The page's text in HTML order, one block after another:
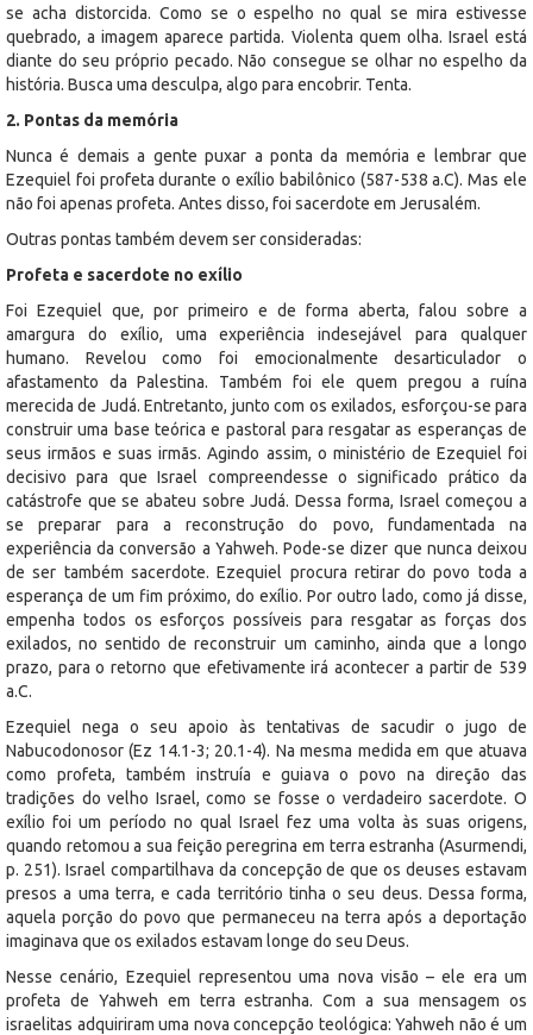
se acha distorcida. Como se o espelho no qual se mira estivesse
quebrado, a imagem aparece partida. Violenta quem olha. Israel está
diante do seu próprio pecado. Não consegue se olhar no espelho da
história. Busca uma desculpa, algo para encobrir. Tenta.
2. Pontas da memória
Nunca é demais a gente puxar a ponta da memória e lembrar que
Ezequiel foi profeta durante o exílio babilônico (587-538 a.C). Mas ele
não foi apenas profeta. Antes disso, foi sacerdote em Jerusalém.
Outras pontas também devem ser consideradas:
Profeta e sacerdote no exílio
Foi Ezequiel que, por primeiro e de forma aberta, falou sobre a
amargura do exílio, uma experiência indesejável para qualquer
humano. Revelou como foi emocionalmente desarticulador o
afastamento da Palestina. Também foi ele quem pregou a ruína
merecida de Judá. Entretanto, junto com os exilados, esforçou-se para
construir uma base teórica e pastoral para resgatar as esperanças de
seus irmãos e suas irmãs. Agindo assim, o ministério de Ezequiel foi
decisivo para que Israel compreendesse o significado prático da
catástrofe que se abateu sobre Judá. Dessa forma, Israel começou a
se preparar para a reconstrução do povo, fundamentada na
experiência da conversão a Yahweh. Pode-se dizer que nunca deixou
de ser também sacerdote. Ezequiel procura retirar do povo toda a
esperança de um fim próximo, do exílio. Por outro lado, como já disse,
empenha todos os esforços possíveis para resgatar as forças dos
exilados, no sentido de reconstruir um caminho, ainda que a longo
prazo, para o retorno que efetivamente irá acontecer a partir de 539
a.C.
Ezequiel nega o seu apoio às tentativas de sacudir o jugo de
Nabucodonosor (Ez 14.1-3; 20.1-4). Na mesma medida em que atuava
como profeta, também instruía e guiava o povo na direção das
tradições do velho Israel, como se fosse o verdadeiro sacerdote. O
exílio foi um período no qual Israel fez uma volta às suas origens,
quando retomou a sua feição peregrina em terra estranha (Asurmendi,
p. 251). Israel compartilhava da concepção de que os deuses estavam
presos a uma terra, e cada território tinha o seu deus. Dessa forma,
aquela porção do povo que permaneceu na terra após a deportação
imaginava que os exilados estavam longe do seu Deus.
Nesse cenário, Ezequiel representou uma nova visão – ele era um
profeta de Yahweh em terra estranha. Com a sua mensagem os
israelitas adquiriram uma nova concepção teológica: Yahweh não é um